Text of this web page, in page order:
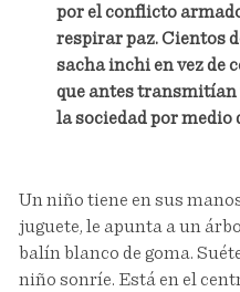
por el conflicto
respirar paz. Cientos
sacha inchi en vez de
que antes transmitían
la sociedad por medio
Un niño tiene en sus
juguete, le apunta a un
balín blanco de goma.
niño sonríe. Está en el